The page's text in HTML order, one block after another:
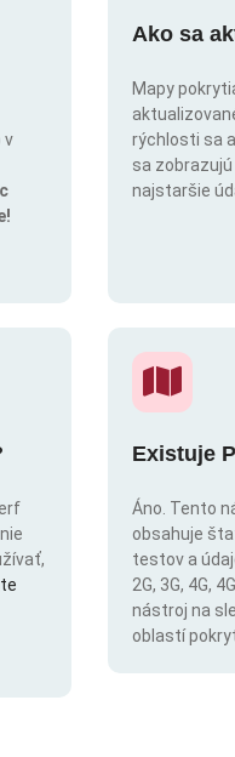
v
Ako sa
Mapy
rýchlosti sa
sa zobrazujú
najstaršie
Existuje
Áno. Tento
obsahuje
testov a
2G, 3G, 4G,
nástroj na
oblastí